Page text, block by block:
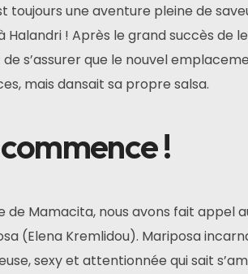
toujours une aventure pleine de
Halandri ! Après le grand succès de
s’assurer que le nouvel
mais dansait sa propre salsa.
!
de Mamacita, nous avons fait appel
(Elena Kremlidou). Mariposa
sexy et attentionnée qui sait